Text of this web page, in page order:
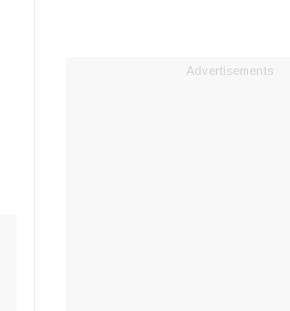
Advertisements